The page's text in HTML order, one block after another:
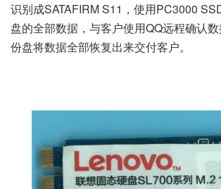
识别成SATAFIRM S11，使用PC3000
盘的全部数据，与客户使用QQ远程确认
份盘将数据全部恢复出来交付客户。